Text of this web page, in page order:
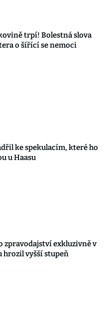
trpí! Bolestná slova
o šířící se nemoci
ke spekulacím, které ho
u Haasu
zpravodajství exkluzivně v
hrozil vyšší stupeň